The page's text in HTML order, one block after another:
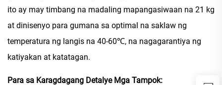
ito ay may timbang na madaling mapangasiwaan na 21 kg
at dinisenyo para gumana sa optimal na saklaw ng
temperatura ng langis na 40-60℃, na nagagarantiya ng
katiyakan at katatagan.
Para sa Karagdagang Detalye Mga Tampok: